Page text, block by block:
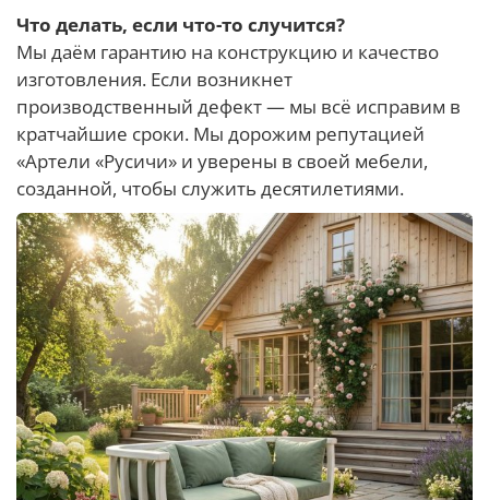
Что делать, если что-то случится?
Мы даём гарантию на конструкцию и качество
изготовления. Если возникнет
производственный дефект — мы всё исправим в
кратчайшие сроки. Мы дорожим репутацией
«Артели «Русичи» и уверены в своей мебели,
созданной, чтобы служить десятилетиями.